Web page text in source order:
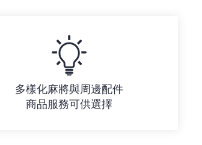
多樣化麻將與周邊配件
商品服務可供選擇